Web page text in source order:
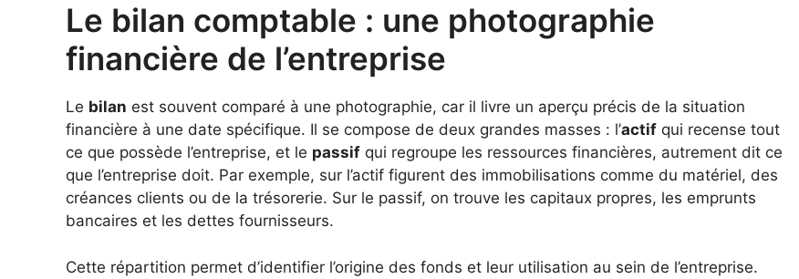
Le bilan comptable : une photographie
financière de l’entreprise
Le bilan est souvent comparé à une photographie, car il livre un aperçu précis de la situation
financière à une date spécifique. Il se compose de deux grandes masses : l’actif qui recense tout
ce que possède l’entreprise, et le passif qui regroupe les ressources financières, autrement dit ce
que l’entreprise doit. Par exemple, sur l’actif figurent des immobilisations comme du matériel, des
créances clients ou de la trésorerie. Sur le passif, on trouve les capitaux propres, les emprunts
bancaires et les dettes fournisseurs.
Cette répartition permet d’identifier l’origine des fonds et leur utilisation au sein de l’entreprise.